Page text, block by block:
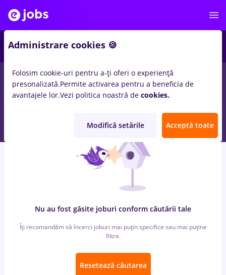
locuri de muncacu salarii lidl, Part timein Galati (Galati)
pentruEntry-Level (< 2 ani)inConstructii / Instalatii, Medicina
/ Sanatate
Nu au fost găsite joburi conform căutării tale
Îți recomandăm să încerci joburi mai puțin specifice sau mai puține
filtre.
Resetează căutarea
Administrare cookies 🍪
Folosim cookie-uri pentru a-ți oferi o experiență
presonalizată.Permite activarea pentru a beneficia de
avantajele lor.Vezi politica noastră de cookies.
Modifică setările Acceptă toate